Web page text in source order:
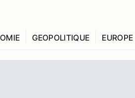
GEOPOLITIQUE EUROPE